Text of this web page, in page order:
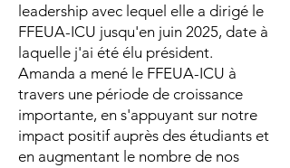
leadership avec lequel elle a dirigé le
FFEUA-ICU jusqu'en juin 2025, date à
laquelle j'ai été élu président.
Amanda a mené le FFEUA-ICU à
travers une période de croissance
importante, en s'appuyant sur notre
impact positif auprès des étudiants et
en augmentant le nombre de nos